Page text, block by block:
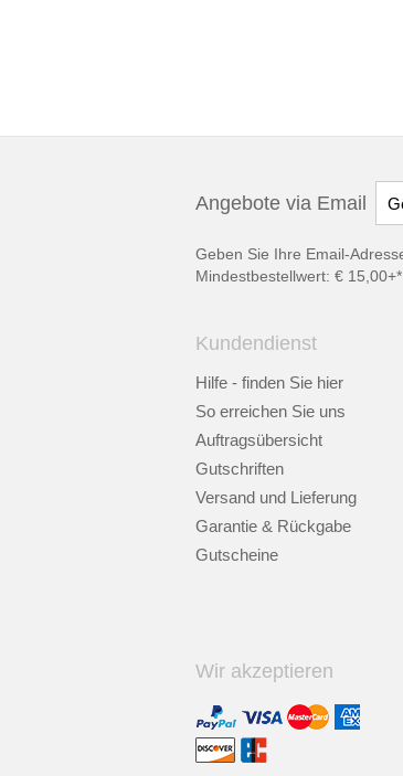
Angebote via Email
Geben Sie Ihre Email-
Mindestbestellwert: € 15,00+*
Kundendienst
Hilfe - finden Sie hier
So erreichen Sie uns
Auftragsübersicht
Gutschriften
Versand und Lieferung
Garantie & Rückgabe
Gutscheine
Wir akzeptieren